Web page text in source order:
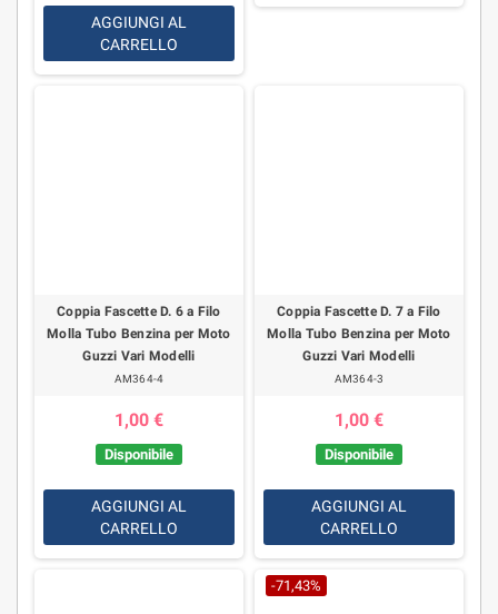
AGGIUNGI AL
CARRELLO
Coppia Fascette D. 6 a Filo
Molla Tubo Benzina per Moto
Guzzi Vari Modelli
AM364-4
1,00 €
Disponibile
AGGIUNGI AL
CARRELLO
Coppia Fascette D. 7 a Filo
Molla Tubo Benzina per Moto
Guzzi Vari Modelli
AM364-3
1,00 €
Disponibile
AGGIUNGI AL
CARRELLO
-71,43%